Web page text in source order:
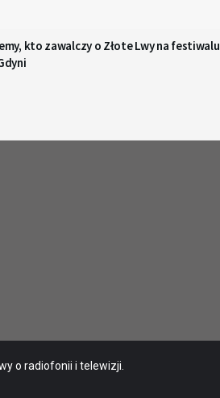
kto zawalczy o Złote Lwy na festiwalu
o radiofonii i telewizji.